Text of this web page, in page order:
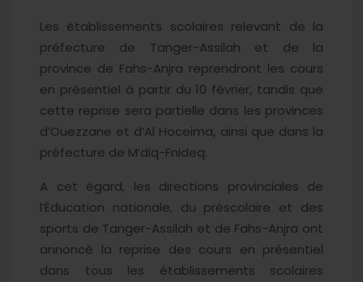
Les établissements scolaires relevant de la
préfecture de Tanger-Assilah et de la
province de Fahs-Anjra reprendront les cours
en présentiel à partir du 10 février, tandis que
cette reprise sera partielle dans les provinces
d’Ouezzane et d’Al Hoceima, ainsi que dans la
préfecture de M’diq-Fnideq.
A cet égard, les directions provinciales de
l’Éducation nationale, du préscolaire et des
sports de Tanger-Assilah et de Fahs-Anjra ont
annoncé la reprise des cours en présentiel
dans tous les établissements scolaires